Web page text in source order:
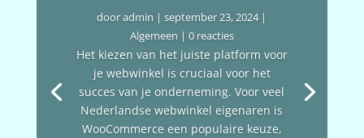
dooradmin |september 23, 2024|
Algemeen | 0 reacties
Het kiezen van het juiste platform voor
je webwinkel is cruciaal voor het
succes van je onderneming. Voor veel
Nederlandse webwinkel eigenaren is
WooCommerce een populaire keuze,